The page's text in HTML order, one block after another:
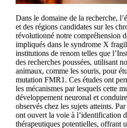
Dans le domaine de la recherche,
et des régions candidates sur les
révolutionné notre compréhension
impliqués dans le syndrome X
institutions de renom telles que
des recherches poussées, utilisant
animaux, comme les souris, pour
mutation FMR1. Ces études ont
les mécanismes par lesquels cette
développement neuronal et
observés chez les sujets atteints.
ont ouvert la voie à l’identification
thérapeutiques potentielles, offrant